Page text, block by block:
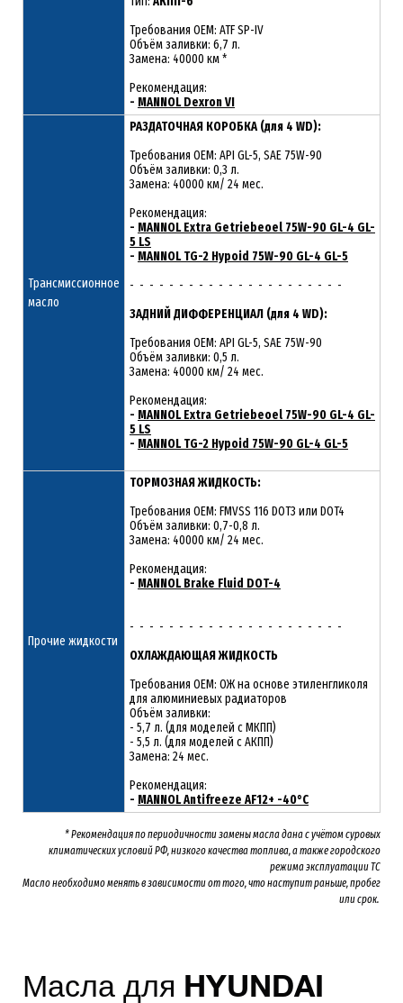
Требования OEM: ATF SP-IV
Объём заливки: 6,7 л.
Замена: 40000 км *
Рекомендация:
- MANNOL Dexron VI
Трансмиссионное
масло
РАЗДАТОЧНАЯ КОРОБКА (для 4 WD):
Требования OEM: API GL-5, SAE 75W-90
Объём заливки: 0,3 л.
Замена: 40000 км/ 24 мес.
Рекомендация:
- MANNOL Extra Getriebeoel 75W-90 GL-4 GL-
5 LS
- MANNOL TG-2 Hypoid 75W-90 GL-4 GL-5
- - - - - - - - - - - - - - - - - - - - - -
ЗАДНИЙ ДИФФЕРЕНЦИАЛ (для 4 WD):
Требования OEM: API GL-5, SAE 75W-90
Объём заливки: 0,5 л.
Замена: 40000 км/ 24 мес.
Рекомендация:
- MANNOL Extra Getriebeoel 75W-90 GL-4 GL-
5 LS
- MANNOL TG-2 Hypoid 75W-90 GL-4 GL-5
Прочие жидкости
ТОРМОЗНАЯ ЖИДКОСТЬ:
Требования OEM: FMVSS 116 DOT3 или DOT4
Объём заливки: 0,7-0,8 л.
Замена: 40000 км/ 24 мес.
Рекомендация:
- MANNOL Brake Fluid DOT-4
- - - - - - - - - - - - - - - - - - - - - -
ОХЛАЖДАЮЩАЯ ЖИДКОСТЬ
Требования OEM: ОЖ на основе этиленгликоля
для алюминиевых радиаторов
Объём заливки:
- 5,7 л. (для моделей с МКПП)
- 5,5 л. (для моделей с АКПП)
Замена: 24 мес.
Рекомендация:
- MANNOL Antifreeze AF12+ -40°C
* Рекомендация по периодичности замены масла дана с учётом суровых
климатических условий РФ, низкого качества топлива, а также городского
режима эксплуатации ТС
Масло необходимо менятьв зависимости от того, что наступит раньше, пробег
или срок.
Масла для HYUNDAI